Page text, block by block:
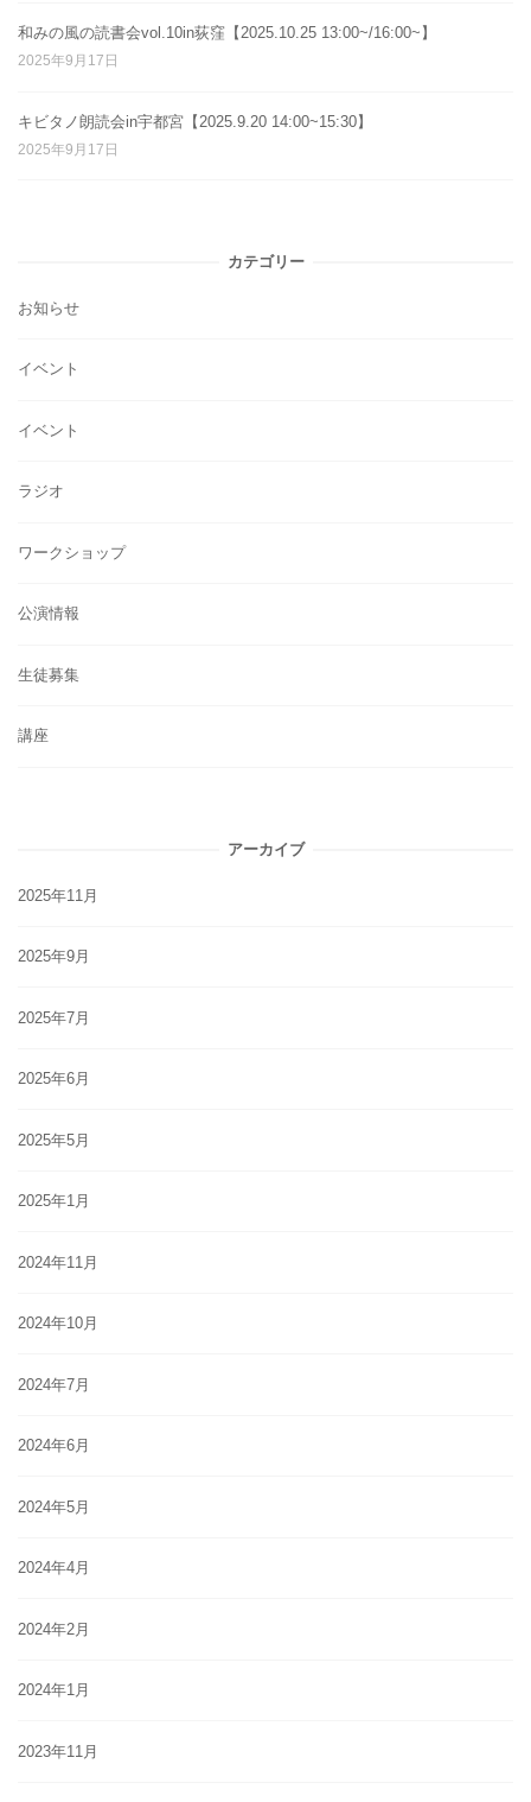
和みの風の読書会vol.10in荻窪【2025.10.25 13:00~/16:00~】
2025年9月17日
キビタノ朗読会in宇都宮【2025.9.20 14:00~15:30】
2025年9月17日
カテゴリー
お知らせ
イベント
イベント
ラジオ
ワークショップ
公演情報
生徒募集
講座
アーカイブ
2025年11月
2025年9月
2025年7月
2025年6月
2025年5月
2025年1月
2024年11月
2024年10月
2024年7月
2024年6月
2024年5月
2024年4月
2024年2月
2024年1月
2023年11月